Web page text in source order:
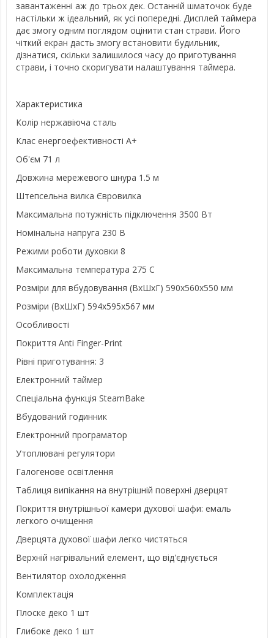
завантаженні аж до трьох дек. Останній шматочок буде
настільки ж ідеальний, як усі попередні. Дисплей таймера
дає змогу одним поглядом оцінити стан страви. Його
чіткий екран дасть змогу встановити будильник,
дізнатися, скільки залишилося часу до приготування
страви, і точно скоригувати налаштування таймера.
Характеристика
Колір нержавіюча сталь
Клас енергоефективності А+
Об'єм 71 л
Довжина мережевого шнура 1.5 м
Штепсельна вилка Євровилка
Максимальна потужність підключення 3500 Вт
Номінальна напруга 230 В
Режими роботи духовки 8
Максимальна температура 275 С
Розміри для вбудовування (ВхШхГ) 590x560x550 мм
Розміри (ВхШхГ) 594x595x567 мм
Особливості
Покриття Anti Finger-Print
Рівні приготування: 3
Електронний таймер
Спеціальна функція SteamBake
Вбудований годинник
Електронний програматор
Утоплювані регулятори
Галогенове освітлення
Таблиця випікання на внутрішній поверхні дверцят
Покриття внутрішньої камери духової шафи: емаль
легкого очищення
Дверцята духової шафи легко чистяться
Верхній нагрівальний елемент, що від'єднується
Вентилятор охолодження
Комплектація
Плоске деко 1 шт
Глибоке деко 1 шт